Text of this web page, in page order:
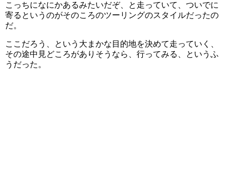
こっちになにかあるみたいだぞ、と走っていて、ついでに
寄るというのがそのころのツーリングのスタイルだったの
だ。
ここだろう、という大まかな目的地を決めて走っていく、
その途中見どころがありそうなら、行ってみる、というふ
うだった。